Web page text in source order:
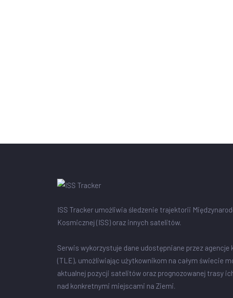
ISS Tracker umożliwia śledzenie trajektorii
Kosmicznej (ISS) oraz innych satelitów.
Serwis wykorzystuje dane udostępniane przez agencje
(TLE), umożliwiając użytkownikom na całym świecie
aktualnej pozycji satelitów oraz prognozowanej trasy
nad konkretnymi miejscami na Ziemi.